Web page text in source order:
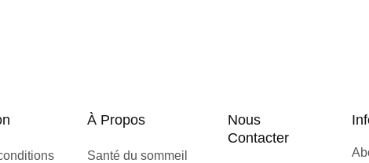
À Propos
Santé du sommeil
Nous
Contacter